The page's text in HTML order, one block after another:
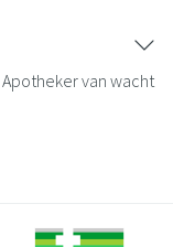
Apotheker van wacht